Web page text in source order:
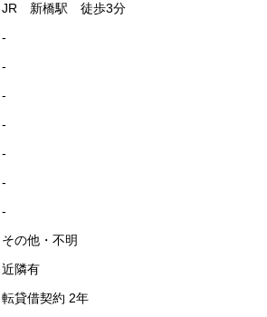
JR 新橋駅 徒歩3分
-
-
-
-
-
-
-
その他・不明
近隣有
転貸借契約 2年